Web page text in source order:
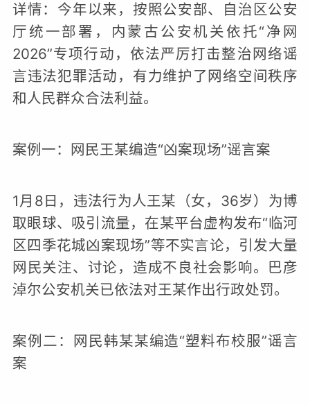
详情：今年以来，按照公安部、自治区公安
厅统一部署，内蒙古公安机关依托“净网
2026”专项行动，依法严厉打击整治网络谣
言违法犯罪活动，有力维护了网络空间秩序
和人民群众合法利益。
案例一：网民王某编造“凶案现场”谣言案
1月8日，违法行为人王某（女，36岁）为博
取眼球、吸引流量，在某平台虚构发布“临河
区四季花城凶案现场”等不实言论，引发大量
网民关注、讨论，造成不良社会影响。巴彦
淖尔公安机关已依法对王某作出行政处罚。
案例二：网民韩某某编造“塑料布校服”谣言
案